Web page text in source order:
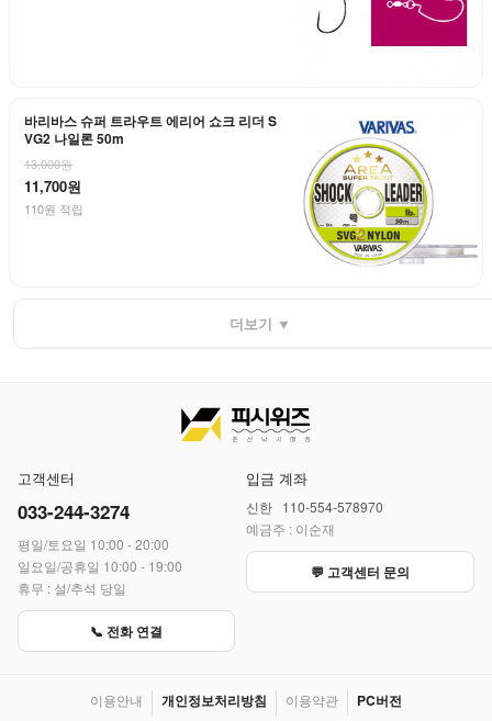
바리바스 슈퍼 트라우트 에리어 쇼크 리더 S
VG2 나일론 50m
13,000원
11,700원
110원 적립
더보기 ▼
고객센터
033-244-3274
평일/토요일 10:00 - 20:00
일요일/공휴일 10:00 - 19:00
휴무 : 설/추석 당일
📞 전화 연결
입금 계좌
신한 110-554-578970
예금주 : 이순재
💬 고객센터 문의
이용안내 개인정보처리방침 이용약관 PC버전